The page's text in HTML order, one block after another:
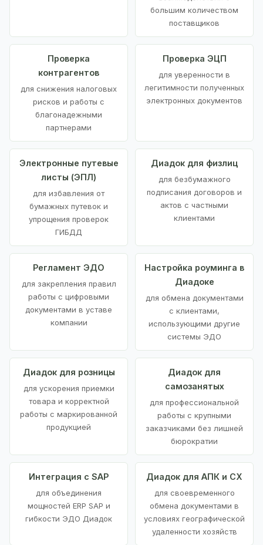
большим количеством
поставщиков
Проверка
контрагентов
для снижения налоговых
рисков и работы с
благонадежными
партнерами
Проверка ЭЦП
для уверенности в
легитимности полученных
электронных документов
Электронные путевые
листы (ЭПЛ)
для избавления от
бумажных путевок и
упрощения проверок
ГИБДД
Диадок для физлиц
для безбумажного
подписания договоров и
актов с частными
клиентами
Регламент ЭДО
для закрепления правил
работы с цифровыми
документами в уставе
компании
Настройка роуминга в
Диадоке
для обмена документами
с клиентами,
использующими другие
системы ЭДО
Диадок для розницы
для ускорения приемки
товара и корректной
работы с маркированной
продукцией
Диадок для
самозанятых
для профессиональной
работы с крупными
заказчиками без лишней
бюрократии
Интеграция с SAP
для объединения
мощностей ERP SAP и
гибкости ЭДО Диадок
Диадок для АПК и СХ
для своевременного
обмена документами в
условиях географической
удаленности хозяйств